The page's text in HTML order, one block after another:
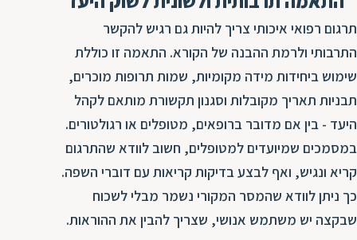
תרגום רפואי איכותי צריך להיות גם רגיש להקשר
התרבותי ולרמת ההבנה של הקורא. התאמה זו כוללת
שימוש ביחידות מידה מקומיות, שמות תרופות מוכרים,
תבניות תאריך מקובלות וסגנון תקשורת מותאם לקהל
היעד - בין אם מדובר ברופאים, מטופלים או רגולטורים.
במסמכים שמיועדים למטופלים, חשוב לוודא שהתרגום
קריא ונגיש, ואף לבצע בדיקות קריאות עם דוברי השפה.
כך ניתן לוודא שהמסר המקורי נשמר מבלי לשכוח
שבקצה יש משתמש אנושי, שצריך להבין את ההוראות.